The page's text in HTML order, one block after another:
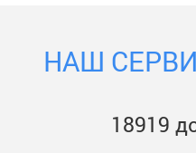
НАШ
18919